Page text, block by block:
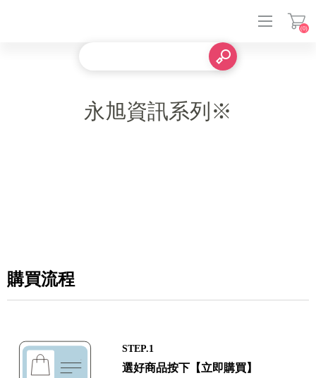
(0)
永旭資訊系列※
購買流程
STEP.1
選好商品按下【立即購買】